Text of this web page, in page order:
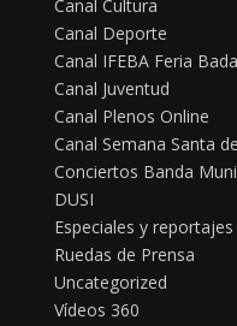
Canal Cultura
Canal Deporte
Canal IFEBA Feria
Canal Juventud
Canal Plenos Online
Canal Semana Santa
Conciertos Banda
DUSI
Especiales y reportajes
Ruedas de Prensa
Uncategorized
Vídeos 360